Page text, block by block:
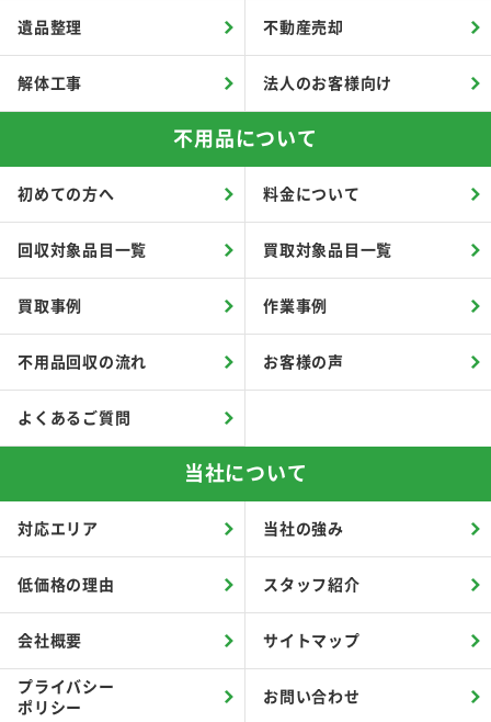
遺品整理 不動産売却
解体工事 法人のお客様向け
不用品について
初めての方へ 料金について
回収対象品目一覧 買取対象品目一覧
買取事例 作業事例
不用品回収の流れ お客様の声
よくあるご質問
当社について
対応エリア 当社の強み
低価格の理由 スタッフ紹介
会社概要 サイトマップ
プライバシー
ポリシー
お問い合わせ